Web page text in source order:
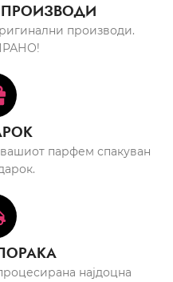
производи.
парфем спакуван
најдоцна